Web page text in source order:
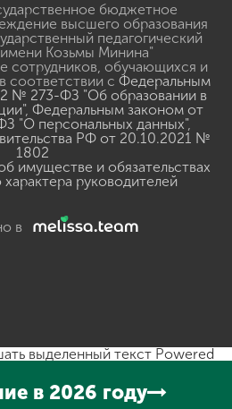
бюджетное
высшего образования
педагогический
Козьмы Минина"
сотрудников, обучающихся и
соответствии с Федеральным
№ 273-ФЗ "Об образовании в
, Федеральным законом от
"О персональных данных",
РФ от 20.10.2021 №
1802
имуществе и обязательствах
руководителей
в
в 2026 году
выделенный текст Powered